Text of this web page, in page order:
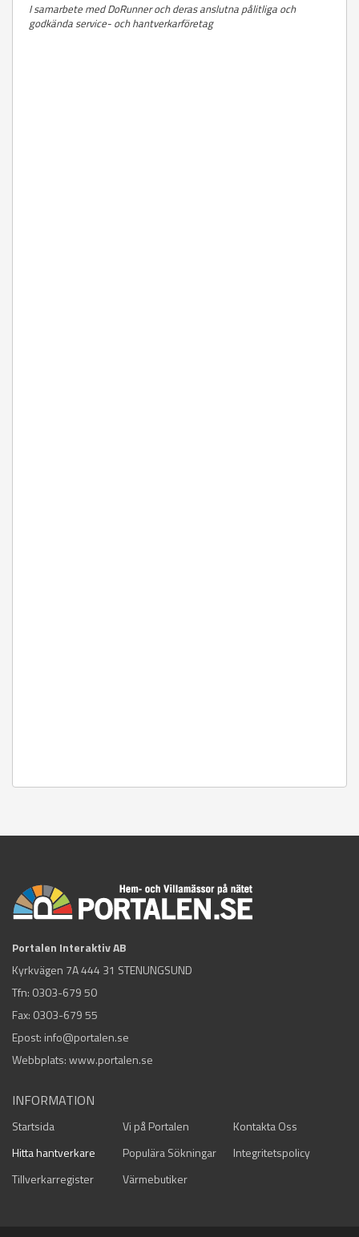
I samarbete med DoRunner och deras anslutna pålitliga och
godkända service- och hantverkarföretag
Portalen Interaktiv AB
Kyrkvägen 7A 444 31 STENUNGSUND
Tfn: 0303-679 50
Fax: 0303-679 55
Epost: info@portalen.se
Webbplats: www.portalen.se
INFORMATION
Startsida Vi på Portalen
Kontakta Oss
Hitta hantverkare
Populära Sökningar
Integritetspolicy
Tillverkarregister
Värmebutiker